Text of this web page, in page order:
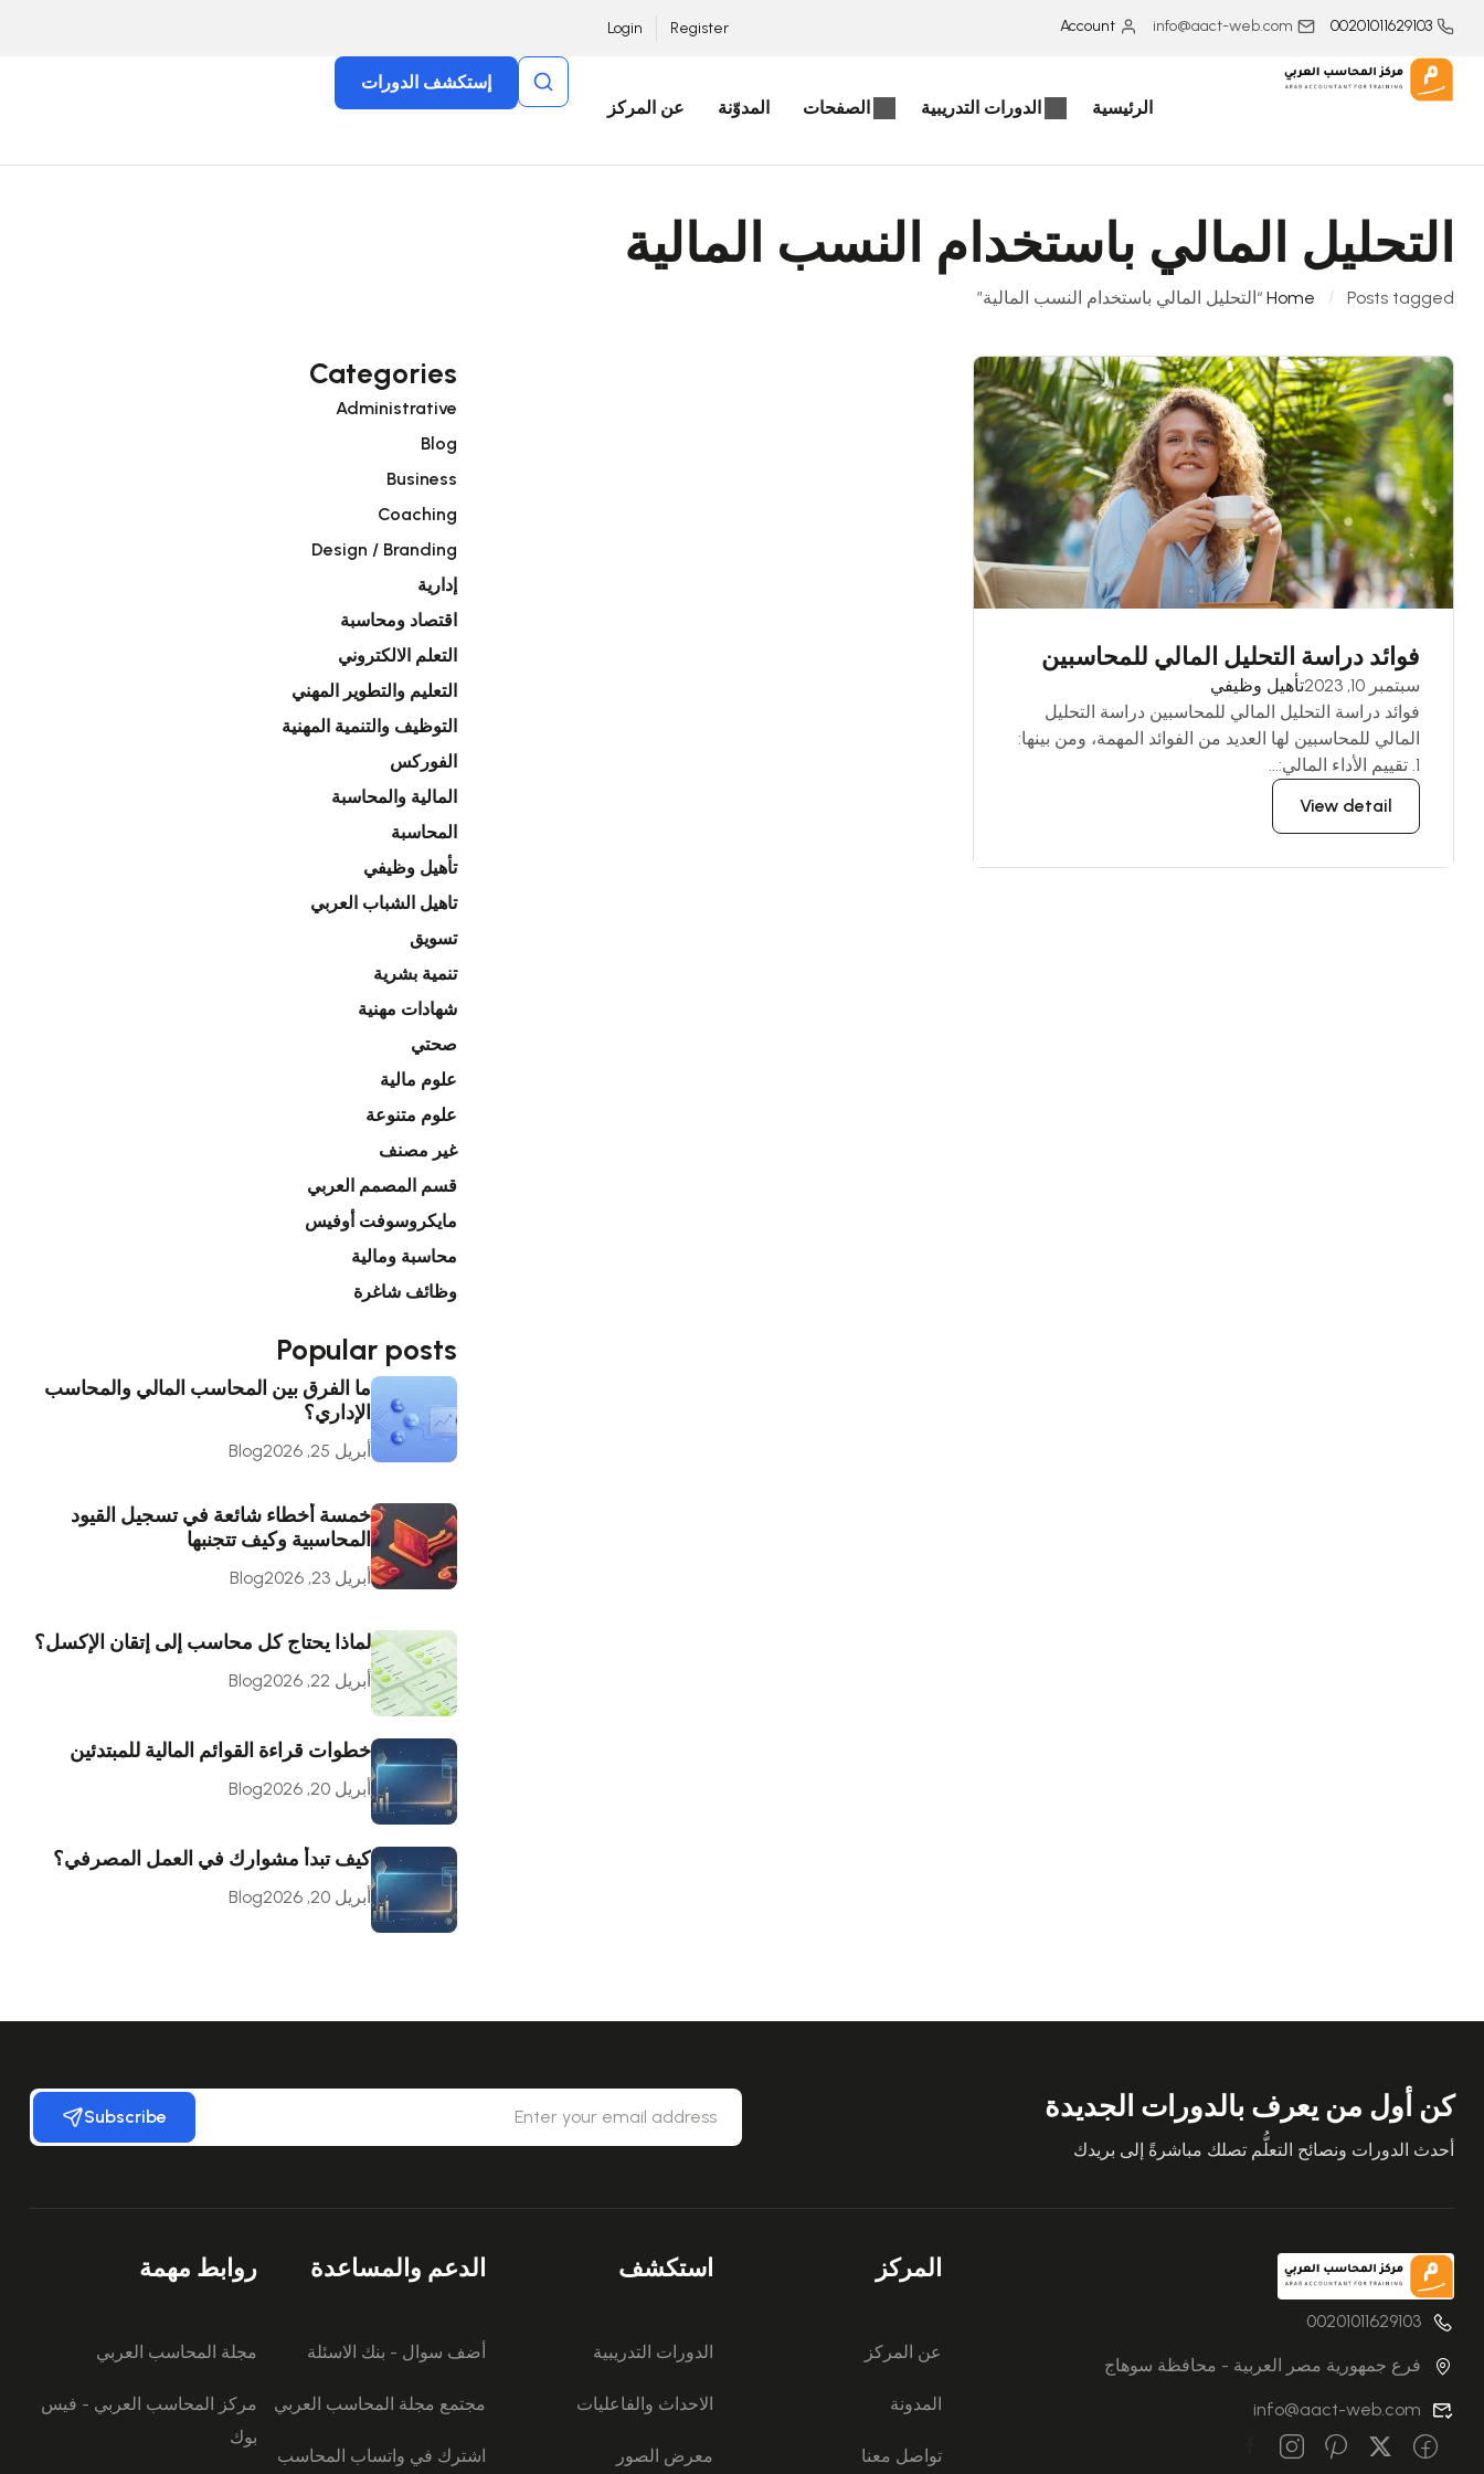
00201011629103
info@aact-web.com
Account
Register
Login
الرئيسية الدورات التدريبية الصفحات المدوّنة عن المركز
إستكشف الدورات
التحليل المالي باستخدام النسب المالية
Home Posts tagged “التحليل المالي باستخدام النسب المالية”
فوائد دراسة التحليل المالي للمحاسبين
سبتمبر 10, 2023
تأهيل وظيفي
فوائد دراسة التحليل المالي للمحاسبين دراسة التحليل
المالي للمحاسبين لها العديد من الفوائد المهمة، ومن بينها:
1. تقييم الأداء المالي:...
View detail
Categories
Administrative
Blog
Business
Coaching
Design / Branding
إدارية
اقتصاد ومحاسبة
التعلم الالكتروني
التعليم والتطوير المهني
التوظيف والتنمية المهنية
الفوركس
المالية والمحاسبة
المحاسبة
تأهيل وظيفي
تاهيل الشباب العربي
تسويق
تنمية بشرية
شهادات مهنية
صحتي
علوم مالية
علوم متنوعة
غير مصنف
قسم المصمم العربي
مايكروسوفت أوفيس
محاسبة ومالية
وظائف شاغرة
Popular posts
ما الفرق بين المحاسب المالي والمحاسب
الإداري؟
أبريل 25, 2026 Blog
خمسة أخطاء شائعة في تسجيل القيود
المحاسبية وكيف تتجنبها
أبريل 23, 2026 Blog
لماذا يحتاج كل محاسب إلى إتقان الإكسل؟
أبريل 22, 2026 Blog
خطوات قراءة القوائم المالية للمبتدئين
أبريل 20, 2026 Blog
كيف تبدأ مشوارك في العمل المصرفي؟
أبريل 20, 2026 Blog
كن أول من يعرف بالدورات الجديدة
أحدث الدورات ونصائح التعلُّم تصلك مباشرةً إلى بريدك
Subscribe
00201011629103
فرع جمهورية مصر العربية - محافظة سوهاج
info@aact-web.com
المركز
عن المركز
المدونة
تواصل معنا
استكشف
الدورات التدريبية
الاحداث والفاعليات
معرض الصور
الدعم والمساعدة
أضف سوال - بنك الاسئلة
مجتمع مجلة المحاسب العربي
اشترك في واتساب المحاسب
روابط مهمة
مجلة المحاسب العربي
مركز المحاسب العربي - فيس
بوك